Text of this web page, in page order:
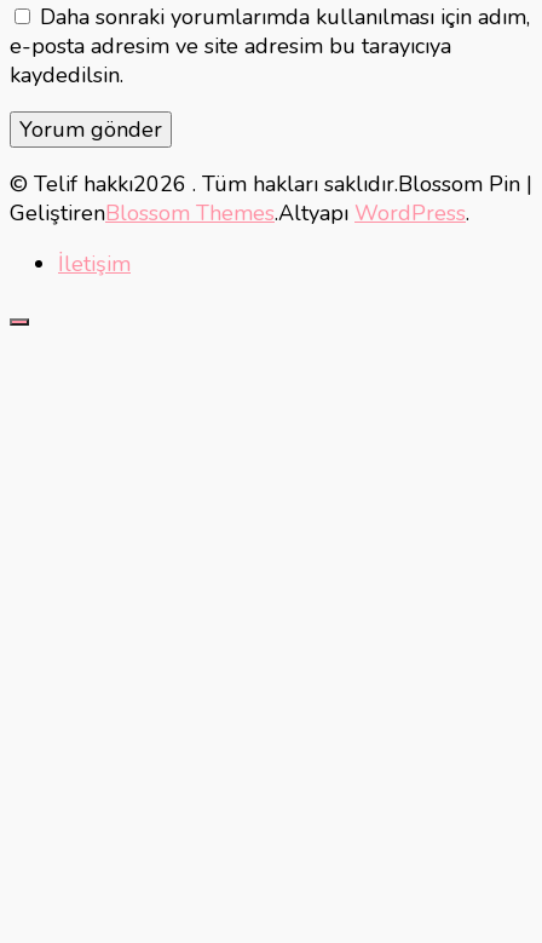
Daha sonraki yorumlarımda kullanılması için adım,
e-posta adresim ve site adresim bu tarayıcıya
kaydedilsin.
© Telif hakkı2026 . Tüm hakları saklıdır.Blossom Pin |
GeliştirenBlossom Themes.Altyapı WordPress.
İletişim